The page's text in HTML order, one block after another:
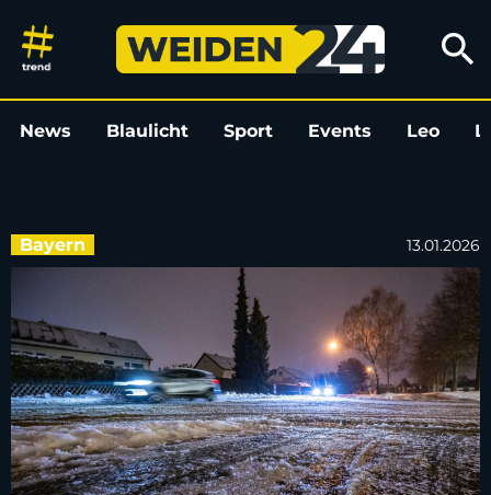
Glatteis: Etliche Unfälle und
search
News Blaulicht Sport Events Leo
Bayern 13.01.2026